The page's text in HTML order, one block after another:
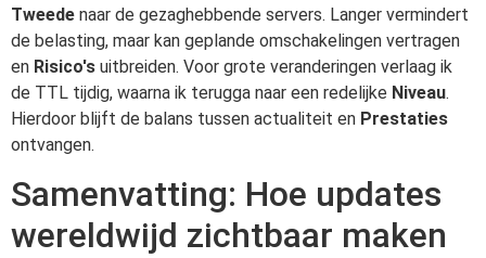
Tweede naar de gezaghebbende servers. Langer vermindert
de belasting, maar kan geplande omschakelingen vertragen
en Risico's uitbreiden. Voor grote veranderingen verlaag ik
de TTL tijdig, waarna ik terugga naar een redelijke Niveau.
Hierdoor blijft de balans tussen actualiteit en Prestaties
ontvangen.
Samenvatting: Hoe updates
wereldwijd zichtbaar maken